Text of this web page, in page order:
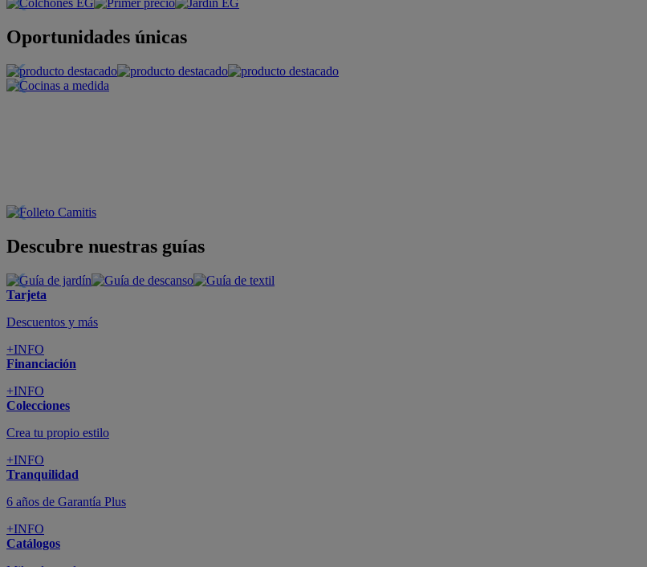
Oportunidades únicas
Descubre nuestras guías
Tarjeta
Descuentos y más
+INFO
Financiación
+INFO
Colecciones
Crea tu propio estilo
+INFO
Tranquilidad
6 años de Garantía Plus
+INFO
Catálogos